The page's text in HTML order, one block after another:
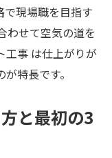
で現場職を目指す
わせて空気の道を
工事 は仕上がりが
特長です。
と最初の3